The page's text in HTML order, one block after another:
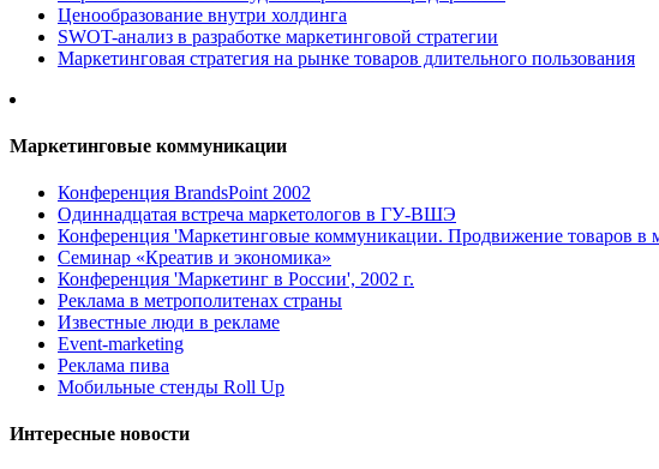
Ценообразование внутри холдинга
SWOT-анализ в разработке маркетинговой стратегии
Маркетинговая стратегия на рынке товаров длительного пользования
Маркетинговые коммуникации
Конференция BrandsPoint 2002
Одиннадцатая встреча маркетологов в ГУ-ВШЭ
Конференция 'Маркетинговые коммуникации. Продвижение товаров в
Семинар «Креатив и экономика»
Конференция 'Маркетинг в России', 2002 г.
Реклама в метрополитенах страны
Известные люди в рекламе
Event-marketing
Реклама пива
Мобильные стенды Roll Up
Интересные новости